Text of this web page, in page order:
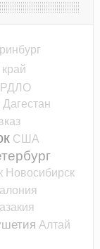
Дагестан
США
Новосибирск
Алтай